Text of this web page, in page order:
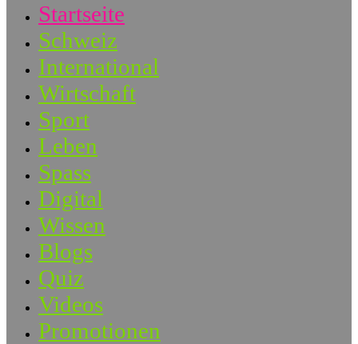
Startseite
Schweiz
International
Wirtschaft
Sport
Leben
Spass
Digital
Wissen
Blogs
Quiz
Videos
Promotionen